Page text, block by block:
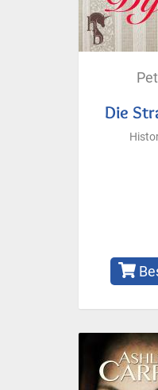
Die